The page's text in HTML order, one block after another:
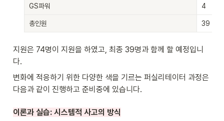
GS파워 4
총인원 39
지원은 74명이 지원을 하였고, 최종 39명과 함께 할 예정입니
다.
변화에 적응하기 위한 다양한 색을 기르는 퍼실리테이터 과정은
다음과 같이 진행하고 준비중에 있습니다.
이론과 실습: 시스템적 사고의 방식